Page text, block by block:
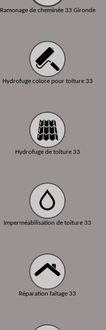
Ramonage de cheminée 33 Gironde
Hydrofuge colore pour toiture 33
Hydrofuge de toiture 33
Imperméabilisation de toiture 33
Réparation faitage 33